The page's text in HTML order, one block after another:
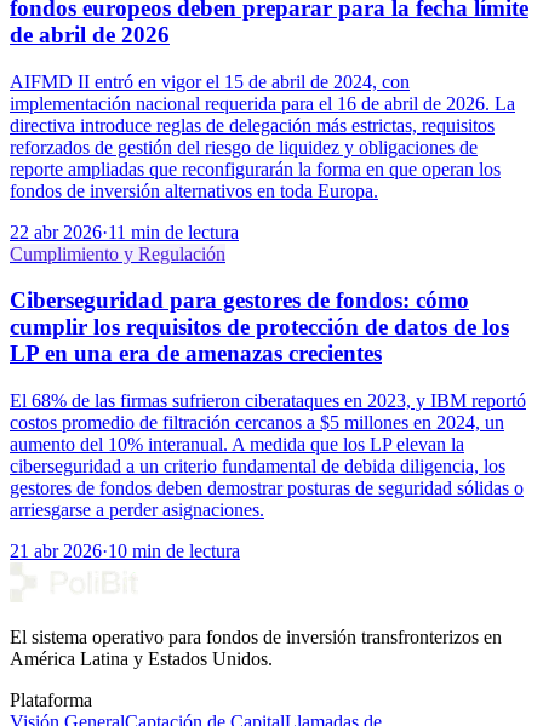
fondos europeos deben preparar para la fecha límite
de abril de 2026
AIFMD II entró en vigor el 15 de abril de 2024, con
implementación nacional requerida para el 16 de abril de 2026. La
directiva introduce reglas de delegación más estrictas, requisitos
reforzados de gestión del riesgo de liquidez y obligaciones de
reporte ampliadas que reconfigurarán la forma en que operan los
fondos de inversión alternativos en toda Europa.
22 abr 2026·11 min de lectura
Cumplimiento y Regulación
Ciberseguridad para gestores de fondos: cómo
cumplir los requisitos de protección de datos de los
LP en una era de amenazas crecientes
El 68% de las firmas sufrieron ciberataques en 2023, y IBM reportó
costos promedio de filtración cercanos a $5 millones en 2024, un
aumento del 10% interanual. A medida que los LP elevan la
ciberseguridad a un criterio fundamental de debida diligencia, los
gestores de fondos deben demostrar posturas de seguridad sólidas o
arriesgarse a perder asignaciones.
21 abr 2026·10 min de lectura
El sistema operativo para fondos de inversión transfronterizos en
América Latina y Estados Unidos.
Plataforma